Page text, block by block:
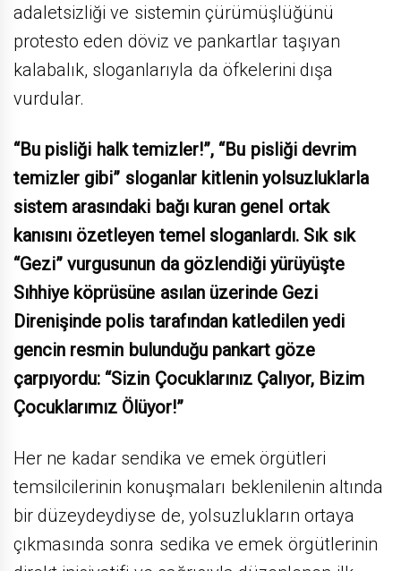
adaletsizliği ve sistemin çürümüşlüğünü
protesto eden döviz ve pankartlar taşıyan
kalabalık, sloganlarıyla da öfkelerini dışa
vurdular.
“Bu pisliği halk temizler!”, “Bu pisliği devrim
temizler gibi” sloganlar kitlenin yolsuzluklarla
sistem arasındaki bağı kuran genel ortak
kanısını özetleyen temel sloganlardı. Sık sık
“Gezi” vurgusunun da gözlendiği yürüyüşte
Sıhhiye köprüsüne asılan üzerinde Gezi
Direnişinde polis tarafından katledilen yedi
gencin resmin bulunduğu pankart göze
çarpıyordu: “Sizin Çocuklarınız Çalıyor, Bizim
Çocuklarımız Ölüyor!”
Her ne kadar sendika ve emek örgütleri
temsilcilerinin konuşmaları beklenilenin altında
bir düzeydeydiyse de, yolsuzlukların ortaya
çıkmasında sonra sedika ve emek örgütlerinin